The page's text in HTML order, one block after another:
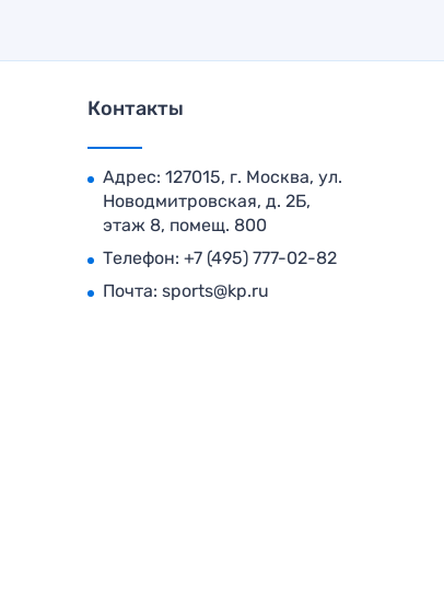
Контакты
Адрес: 127015, г. Москва, ул.
Новодмитровская, д. 2Б,
этаж 8, помещ. 800
Телефон: +7 (495) 777-02-82
Почта: sports@kp.ru